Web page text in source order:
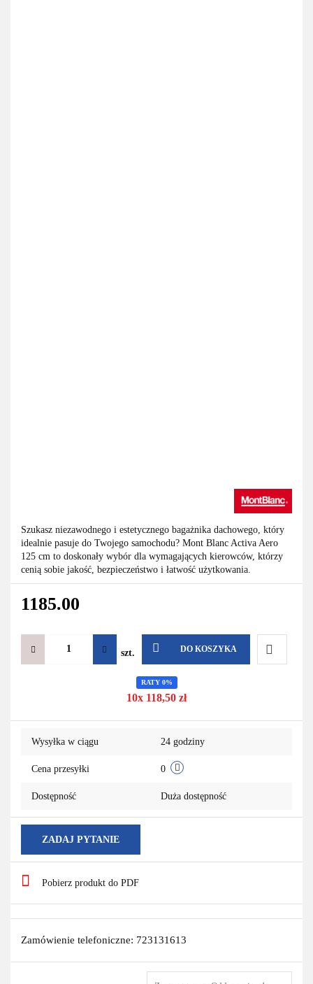
Szukasz niezawodnego i estetycznego bagażnika dachowego, który
idealnie pasuje do Twojego samochodu? Mont Blanc Activa Aero
125 cm to doskonały wybór dla wymagających kierowców, którzy
cenią sobie jakość, bezpieczeństwo i łatwość użytkowania.
1185.00
szt. DO KOSZYKA
RATY 0%
10x 118,50 zł
Wysyłka w ciągu 24 godziny
Cena przesyłki 0
Dostępność Duża dostępność
ZADAJ PYTANIE
Pobierz produkt do PDF
Zamówienie telefoniczne: 723131613